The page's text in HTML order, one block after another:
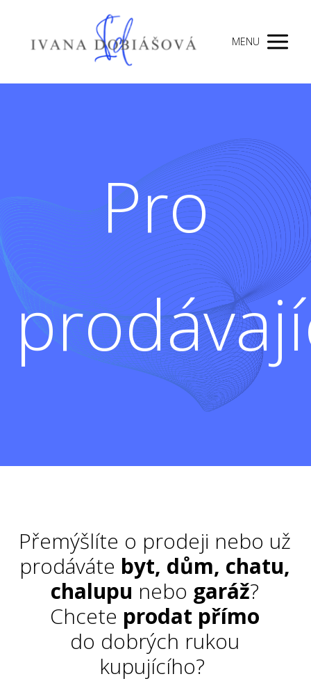
MENU
Pro
Přemýšlíte o prodeji nebo už
prodáváte byt, dům, chatu,
chalupu nebo garáž?
Chcete prodat přímo
do dobrých rukou
kupujícího?